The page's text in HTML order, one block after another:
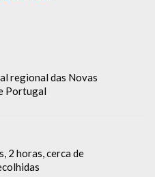
regional das Novas
Portugal
2 horas, cerca de